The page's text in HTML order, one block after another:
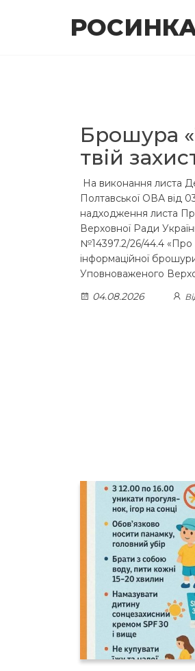
Брошура
твій
На виконання листа
Полтавської ОВА від
надходження листа
Верховної Ради
№14397.2/26/44.4
інформаційної
Уповноваженого
04.08.2026